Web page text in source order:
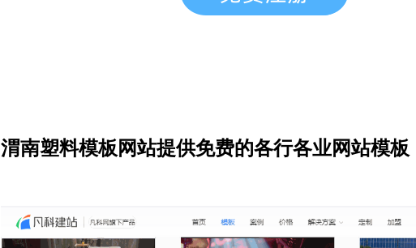
渭南塑料模板网站提供免费的各行各业网站模板